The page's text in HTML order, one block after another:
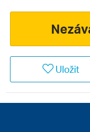
náboženství a
zdejších obyvatel.
těžbě ropy, jejíž
turistických služeb,
z celého světa.
Uložit